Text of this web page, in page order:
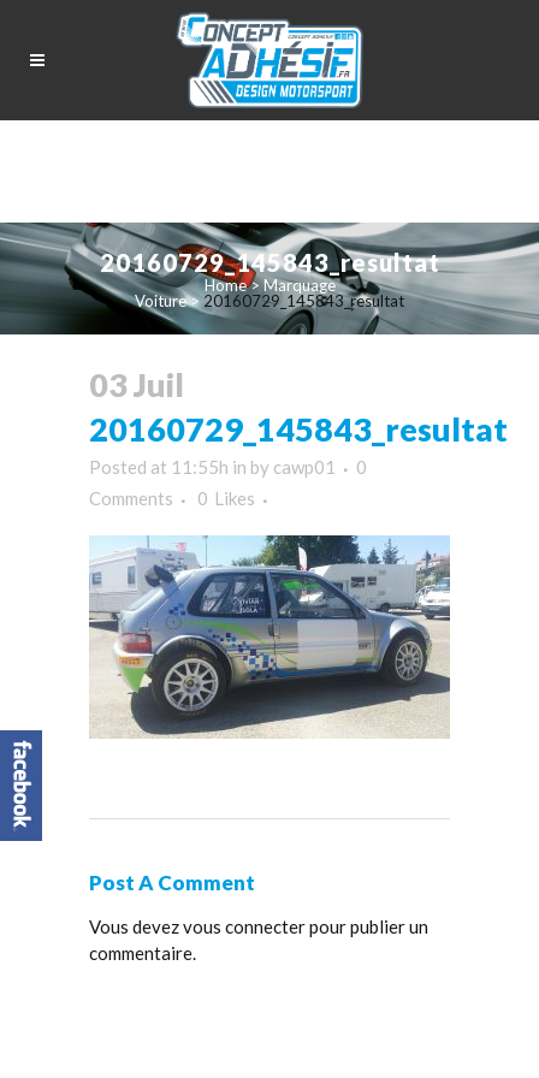
20160729_145843_resultat
Home>Marquage
Voiture> 20160729_145843_resultat
03 Juil
20160729_145843_resultat
Posted at 11:55h in by cawp01
0
Comments
0 Likes
Post A Comment
Vous devezvous connecterpour publier un
commentaire.